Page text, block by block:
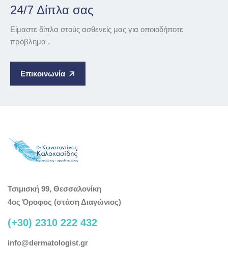
24/7 Δίπλα σας
Είμαστε δίπλα στούς ασθενείς μας για οποιοδήποτε
πρόβλημα .
Επικοινωνία
Τσιμισκή 99, Θεσσαλονίκη
4ος Όροφος (στάση Διαγώνιος)
(+30) 2310 222 432
info@dermatologist.gr